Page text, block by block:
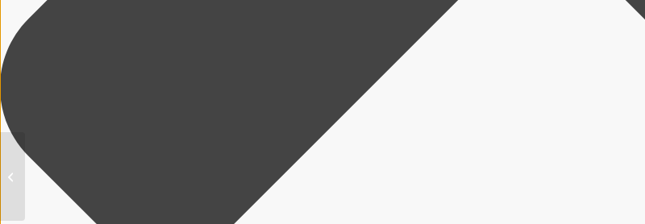
EU-weit einheitliche
Regelung für
entwaldungsfreie
Lieferketten